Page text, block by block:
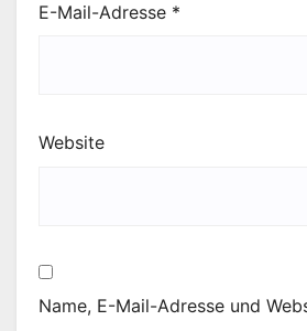
E-Mail-Adresse *
Website
Name, E-Mail-Adresse und